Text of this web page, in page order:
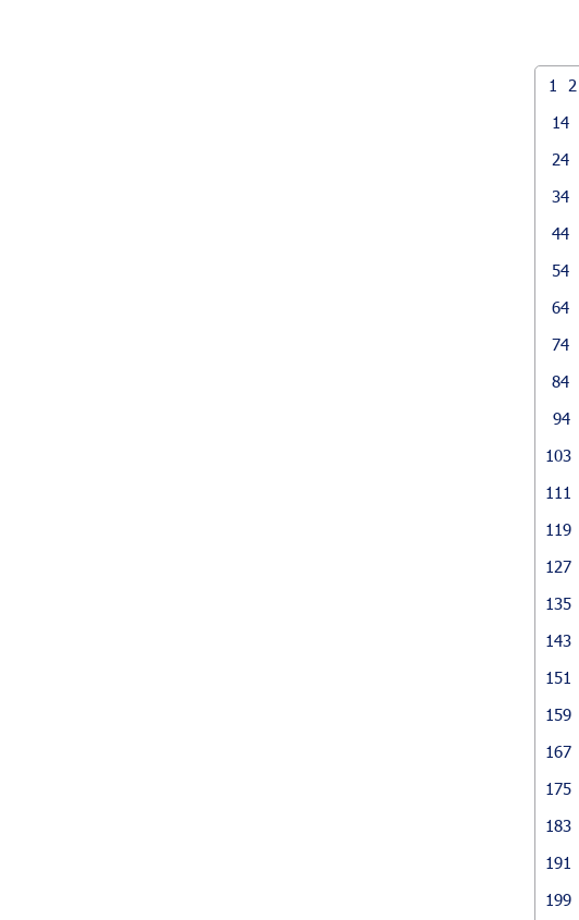
1 2
14
24
34
44
54
64
74
84
94
103
111
119
127
135
143
151
159
167
175
183
191
199